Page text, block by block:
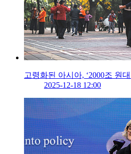
고령화된 아시아, ‘2000조 원
2025-12-18 12:00